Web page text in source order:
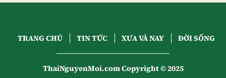
TRANG CHỦ TIN TỨC XƯA VÀ NAY ĐỜI SỐNG
ThaiNguyenMoi.com Copyright © 2025